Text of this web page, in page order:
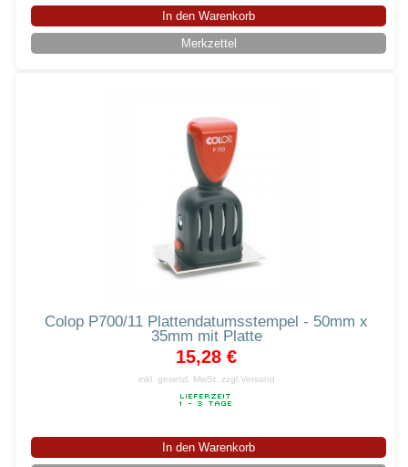
In den Warenkorb
Merkzettel
Colop P700/11 Plattendatumsstempel - 50mm x
35mm mit Platte
15,28 €
inkl. gesetzl. MwSt. zzgl.Versand
In den Warenkorb